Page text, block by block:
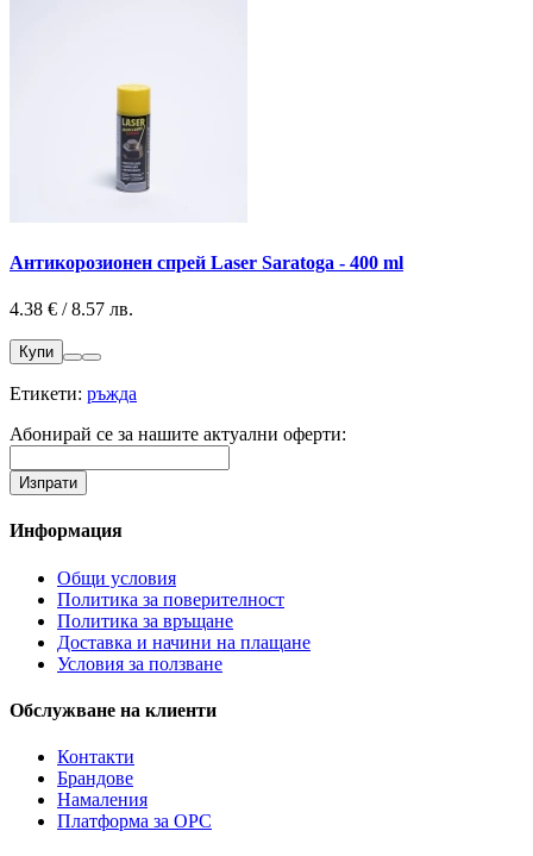
Антикорозионен спрей Laser Saratoga - 400 ml
4.38 € / 8.57 лв.
Купи
Етикети: ръжда
Абонирай се за нашите актуални оферти:
Информация
Общи условия
Политика за поверителност
Политика за връщане
Доставка и начини на плащане
Условия за ползване
Обслужване на клиенти
Контакти
Брандове
Намаления
Платформа за ОРС